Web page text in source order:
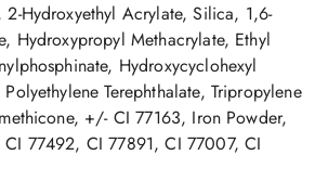
Hydroxyethyl Acrylate, Silica, 1,6-
Hydroxypropyl Methacrylate, Ethyl
Hydroxycyclohexyl
Terephthalate, Tripropylene
+/- CI 77163, Iron Powder,
77492, CI 77891, CI 77007, CI